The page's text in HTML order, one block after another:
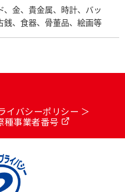
、金、貴金属、時計、バッ
銭、食器、骨董品、絵画等
イバシーポリシー
種事業者番号